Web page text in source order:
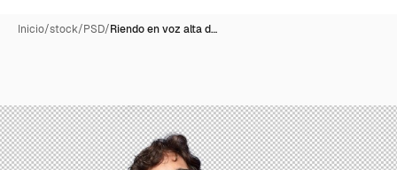
Inicio/stock/PSD/Riendo en voz alta d…